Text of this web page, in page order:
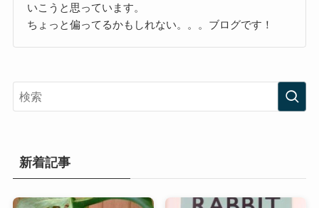
いこうと思っています。
ちょっと偏ってるかもしれない。。。ブログです！
新着記事